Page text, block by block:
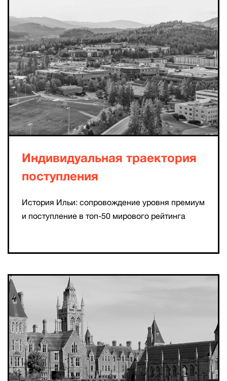
Индивидуальная траектория
поступления
История Ильи: сопровождение уровня премиум
и поступление в топ-50 мирового рейтинга